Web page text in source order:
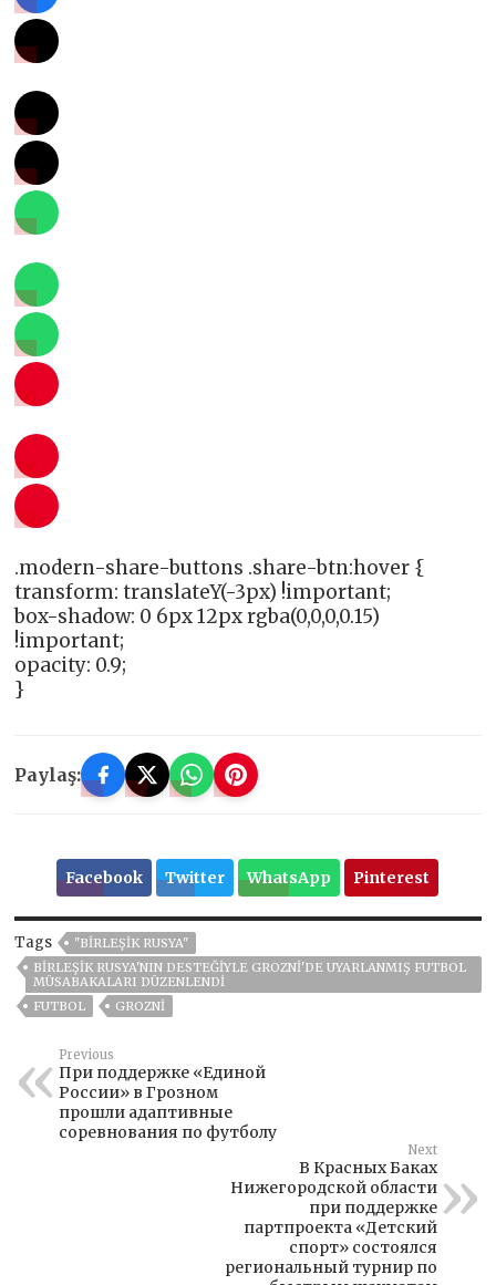
.modern-share-buttons .share-btn:hover {
transform: translateY(-3px) !important;
box-shadow: 0 6px 12px rgba(0,0,0,0.15)
!important;
opacity: 0.9;
}
Paylaş:
Facebook Twitter WhatsApp Pinterest
Tags
"BIRLEŞIK RUSYA"
BIRLEŞIK RUSYA'NIN DESTEĞIYLE GROZNI'DE UYARLANMIŞ FUTBOL
MÜSABAKALARI DÜZENLENDI
FUTBOL
GROZNI
Previous
При поддержке «Единой
России» в Грозном
прошли адаптивные
соревнования по футболу
Next
В Красных Баках
Нижегородской области
при поддержке
партпроекта «Детский
спорт» состоялся
региональный турнир по